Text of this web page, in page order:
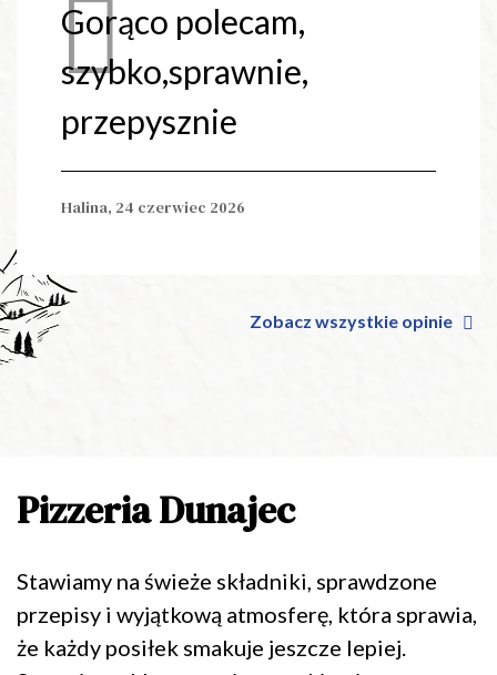
Gorąco polecam,
szybko,sprawnie,
przepysznie
Halina, 24 czerwiec 2026
Zobacz wszystkie opinie
Pizzeria Dunajec
Stawiamy na świeże składniki, sprawdzone
przepisy i wyjątkową atmosferę, która sprawia,
że każdy posiłek smakuje jeszcze lepiej.